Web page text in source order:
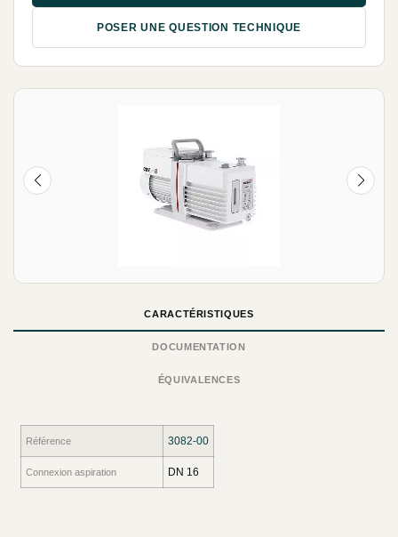
CARACTÉRISTIQUES
DOCUMENTATION
ÉQUIVALENCES
Référence 3082-00
Connexion aspiration DN 16
POSER UNE QUESTION TECHNIQUE